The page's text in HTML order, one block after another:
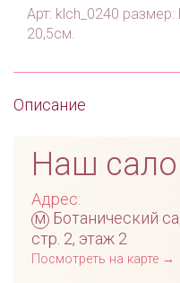
Арт: klch_0240
20,5см.
Описание
Наш
Адрес:
м Ботанический
стр. 2, этаж 2
Посмотреть на карте →